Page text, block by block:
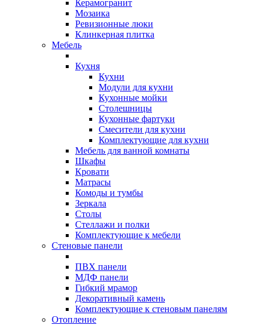
Керамогранит
Мозаика
Ревизионные люки
Клинкерная плитка
Мебель
Кухня
Кухни
Модули для кухни
Кухонные мойки
Столешницы
Кухонные фартуки
Смесители для кухни
Комплектующие для кухни
Мебель для ванной комнаты
Шкафы
Кровати
Матрасы
Комоды и тумбы
Зеркала
Столы
Стеллажи и полки
Комплектующие к мебели
Стеновые панели
ПВХ панели
МДФ панели
Гибкий мрамор
Декоративный камень
Комплектующие к стеновым панелям
Отопление